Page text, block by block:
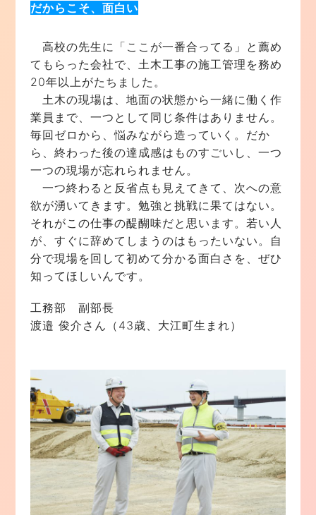
だからこそ、面白い
高校の先生に「ここが一番合ってる」と薦め
てもらった会社で、土木工事の施工管理を務め
20年以上がたちました。
土木の現場は、地面の状態から一緒に働く作
業員まで、一つとして同じ条件はありません。
毎回ゼロから、悩みながら造っていく。だか
ら、終わった後の達成感はものすごいし、一つ
一つの現場が忘れられません。
一つ終わると反省点も見えてきて、次への意
欲が湧いてきます。勉強と挑戦に果てはない。
それがこの仕事の醍醐味だと思います。若い人
が、すぐに辞めてしまうのはもったいない。自
分で現場を回して初めて分かる面白さを、ぜひ
知ってほしいんです。
工務部 副部長
渡邉 俊介さん（43歳、大江町生まれ）